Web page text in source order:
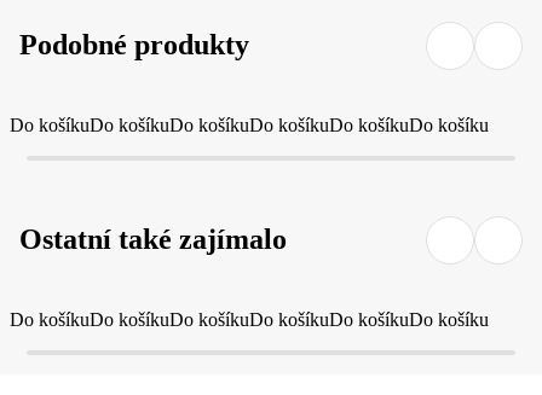
Podobné produkty
Do košíkuDo košíkuDo košíkuDo košíkuDo košíkuDo košíku
Ostatní také zajímalo
Do košíkuDo košíkuDo košíkuDo košíkuDo košíkuDo košíku